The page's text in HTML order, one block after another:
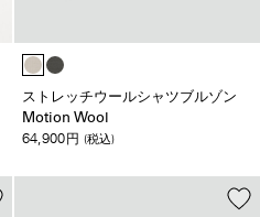
ストレッチウールシャツブルゾン
Motion Wool
64,900 円 (税込)